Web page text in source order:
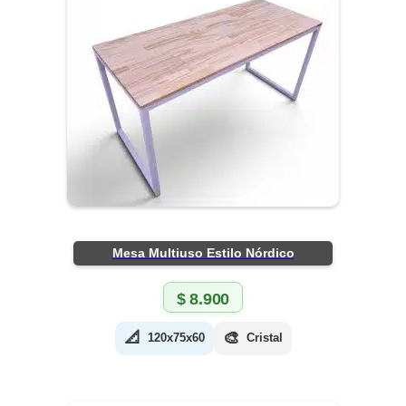
Mesa Multiuso Estilo Nórdico
$8.900
📐 120x75x60 🎨 Cristal